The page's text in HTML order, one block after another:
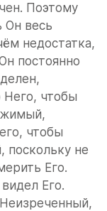
Поэтому
Он весь
недостатка,
постоянно
Него, чтобы
чтобы
поскольку не
Его.
Его.